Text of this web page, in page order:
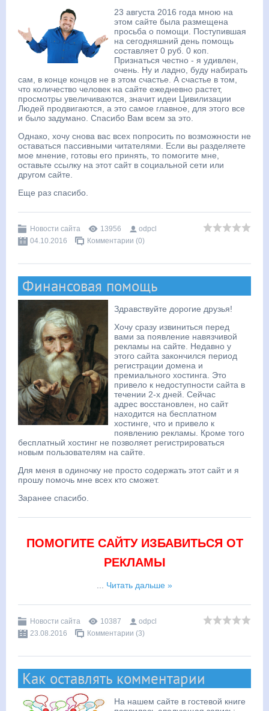
23 августа 2016 года мною на
этом сайте была размещена
просьба о помощи. Поступившая
на сегодняшний день помощь
составляет 0 руб. 0 коп.
Признаться честно - я удивлен,
очень. Ну и ладно, буду набирать
сам, в конце концов не в этом счастье. А счастье в том,
что количество человек на сайте ежедневно растет,
просмотры увеличиваются, значит идеи Цивилизации
Людей продвигаются, а это самое главное, для этого все
и было задумано. Спасибо Вам всем за это.
Однако, хочу снова вас всех попросить по возможности не
оставаться пассивными читателями. Если вы разделяете
мое мнение, готовы его принять, то помогите мне,
оставьте ссылку на этот сайт в социальной сети или
другом сайте.
Еще раз спасибо.
Новости сайта 13956
odpcl
04.10.2016
Комментарии (0)
Финансовая помощь
Здравствуйте дорогие друзья!
Хочу сразу извиниться перед
вами за появление навязчивой
рекламы на сайте. Недавно у
этого сайта закончился период
регистрации домена и
премиального хостинга. Это
привело к недоступности сайта в
течении 2-х дней. Сейчас
адрес восстановлен, но сайт
находится на бесплатном
хостинге, что и привело к
появлению рекламы. Кроме того
бесплатный хостинг не позволяет регистрироваться
новым пользователям на сайте.
Для меня в одиночку не просто содержать этот сайт и я
прошу помочь мне всех кто сможет.
Заранее спасибо.
ПОМОГИТЕ САЙТУ ИЗБАВИТЬСЯ ОТ
РЕКЛАМЫ
... Читать дальше »
Новости сайта 10387
odpcl
23.08.2016
Комментарии (3)
Как оставлять комментарии
На нашем сайте в гостевой книге